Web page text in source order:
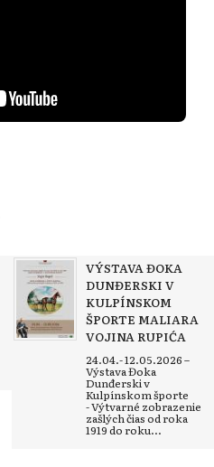
VÝSTAVA ĐOKA
DUNĐERSKI V
KULPÍNSKOM
ŠPORTE MALIARA
VOJINA RUPIĆA
24.04.- 12.05.2026 –
Výstava Đoka
Dunđerski v
Kulpínskom športe
- Výtvarné zobrazenie
zašlých čias od roka
1919 do roku...